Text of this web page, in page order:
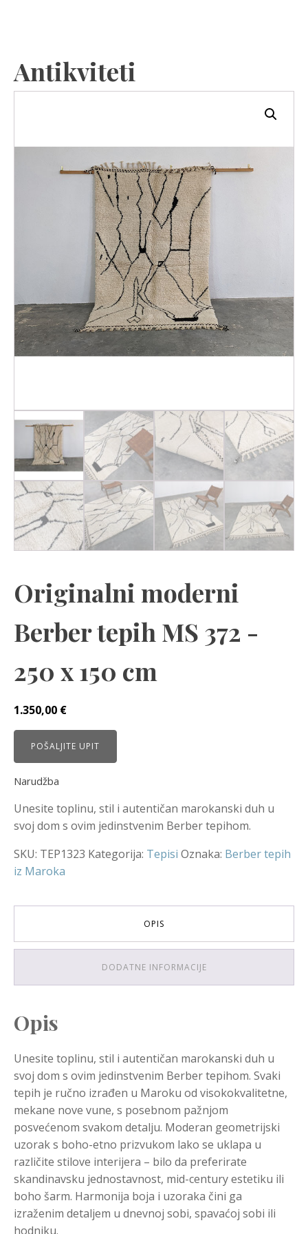
Antikviteti
Originalni moderni
Berber tepih MS 372 -
250 x 150 cm
1.350,00 €
POŠALJITE UPIT
Narudžba
Unesite toplinu, stil i autentičan marokanski duh u
svoj dom s ovim jedinstvenim Berber tepihom.
SKU: TEP1323 Kategorija: Tepisi Oznaka: Berber tepih
iz Maroka
OPIS
DODATNE INFORMACIJE
Opis
Unesite toplinu, stil i autentičan marokanski duh u
svoj dom s ovim jedinstvenim Berber tepihom. Svaki
tepih je ručno izrađen u Maroku od visokokvalitetne,
mekane nove vune, s posebnom pažnjom
posvećenom svakom detalju. Moderan geometrijski
uzorak s boho-etno prizvukom lako se uklapa u
različite stilove interijera – bilo da preferirate
skandinavsku jednostavnost, mid-century estetiku ili
boho šarm. Harmonija boja i uzoraka čini ga
izraženim detaljem u dnevnoj sobi, spavaćoj sobi ili
hodniku.